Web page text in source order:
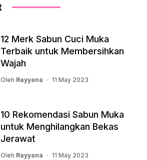
12 Merk Sabun Cuci Muka
Terbaik untuk Membersihkan
Wajah
Oleh Rayyana 11 May 2023
10 Rekomendasi Sabun Muka
untuk Menghilangkan Bekas
Jerawat
Oleh Rayyana 11 May 2023